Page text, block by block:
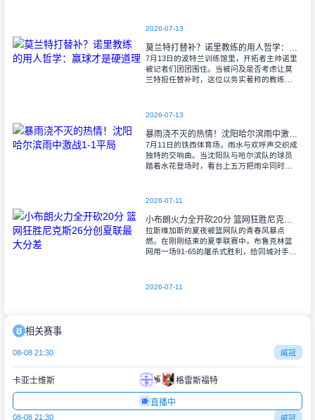
2026-07-13
莫兰特打替补？诺里教练的用人哲学：赢球才是硬道理
7月13日的波特兰训练馆里，开拓者主帅诺里
被记者们团团围住。当被问及是否考虑让莫
兰特担任替补时，这位以务实著称的教练露
2026-07-13
暴雨浇不灭的热情！沈阳哈尔滨雨中激战1-1平局
7月11日的铁西体育场，雨水与欢呼声交织成
独特的交响曲。当沈阳队与哈尔滨队的球员
踏着水花登场时，看台上五万把雨伞同时收
2026-07-11
小布朗火力全开砍20分 篮网狂胜尼克斯26分创夏联最大分差
拉斯维加斯的夏夜被篮网队的青春风暴点
燃。在刚刚结束的夏季联赛中，布鲁克林篮
网用一场91-65的屠杀式胜利，给同城对手尼
2026-07-11
相关赛事
08-08 21:30 威冠
卡亚士维斯 格雷斯福特
直播中
08-08 21:30 威冠